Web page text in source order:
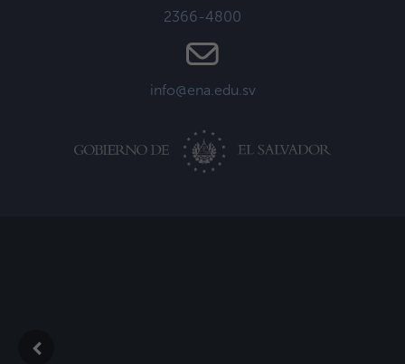
2366-4800
info@ena.edu.sv